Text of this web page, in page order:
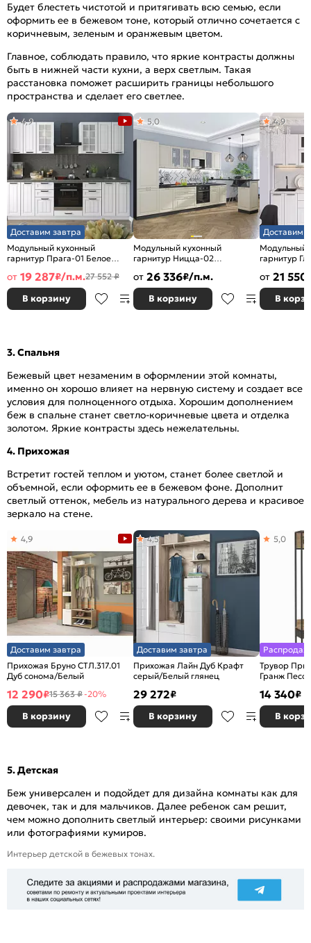
Будет блестеть чистотой и притягивать всю семью, если
оформить ее в бежевом тоне, который отлично сочетается с
коричневым, зеленым и оранжевым цветом.
Главное, соблюдать правило, что яркие контрасты должны
быть в нижней части кухни, а верх светлым. Такая
расстановка поможет расширить границы небольшого
пространства и сделает его светлее.
Доставим завтра
Модульный кухонный
гарнитур Прага-01 Белое
2140x2600x600
4,9
от 19 287₽/п.м.27 552 ₽
В корзину
Модульный кухонный
гарнитур Ницца-02
5,0
от 26 336₽/п.м.
В корзину
Доставим
Модульный
гарнитур
4,9
от 21 550
В
3. Спальня
Бежевый цвет незаменим в оформлении этой комнаты,
именно он хорошо влияет на нервную систему и создает все
условия для полноценного отдыха. Хорошим дополнением
беж в спальне станет светло-коричневые цвета и отделка
золотом. Яркие контрасты здесь нежелательны.
4. Прихожая
Встретит гостей теплом и уютом, станет более светлой и
объемной, если оформить ее в бежевом фоне. Дополнит
светлый оттенок, мебель из натурального дерева и красивое
зеркало на стене.
Доставим завтра
Прихожая Бруно СТЛ.317.01
Дуб сонома/Белый
4,9
12 290₽15 363 ₽-20%
В корзину
Доставим завтра
Прихожая Лайн Дуб Крафт
серый/Белый глянец
4,5
29 272₽
В корзину
Трувор
Гранж
5,0
14 340₽
В
5. Детская
Беж универсален и подойдет для дизайна комнаты как для
девочек, так и для мальчиков. Далее ребенок сам решит,
чем можно дополнить светлый интерьер: своими рисунками
или фотографиями кумиров.
Интерьер детской в бежевых тонах.